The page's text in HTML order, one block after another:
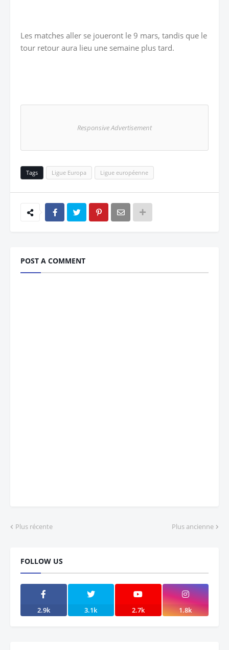
Les matches aller se joueront le 9 mars, tandis que le
tour retour aura lieu une semaine plus tard.
Responsive Advertisement
Tags Ligue Europa Ligue européenne
POST A COMMENT
Plus récente Plus ancienne
FOLLOW US
2.9k 3.1k 2.7k 1.8k